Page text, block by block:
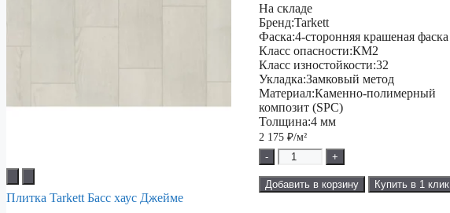
Плитка Tarkett Басс хаус Джейме
На складе
Бренд:Tarkett
Фаска:4-сторонняя крашеная фаска
Класс опасности:КМ2
Класс изностойкости:32
Укладка:Замковый метод
Материал:Каменно-полимерный
композит (SPC)
Толщина:4 мм
2 175₽/м²
-
+
Добавить в корзину Купить в 1 клик